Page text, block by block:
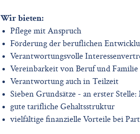
Wir bieten:
Pflege mit Anspruch
Förderung der beruflichen
Verantwortungsvolle
Vereinbarkeit von Beruf und Familie
Verantwortung auch in Teilzeit
Sieben Grundsätze - an erster
gute tarifliche Gehaltsstruktur
vielfältige finanzielle Vorteile bei